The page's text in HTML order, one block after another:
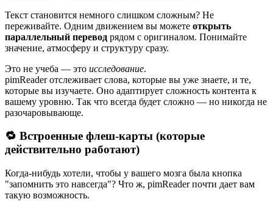
Текст становится немного слишком сложным? Не
переживайте. Одним движением вы можете открыть
параллельный перевод рядом с оригиналом. Понимайте
значение, атмосферу и структуру сразу.
Это не учеба — это исследование.
pimReader отслеживает слова, которые вы уже знаете, и те,
которые вы изучаете. Оно адаптирует сложность контента к
вашему уровню. Так что всегда будет сложно — но никогда не
разочаровывающе.
🔁 Встроенные флеш-карты (которые
действительно работают)
Когда-нибудь хотели, чтобы у вашего мозга была кнопка
"запомнить это навсегда"? Что ж, pimReader почти дает вам
такую возможность.